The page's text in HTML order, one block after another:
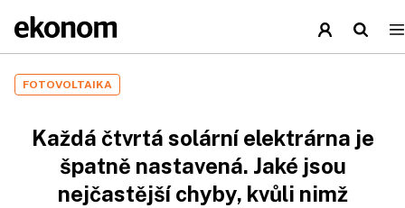
FOTOVOLTAIKA
Každá čtvrtá solární elektrárna je
špatně nastavená. Jaké jsou
nejčastější chyby, kvůli nimž